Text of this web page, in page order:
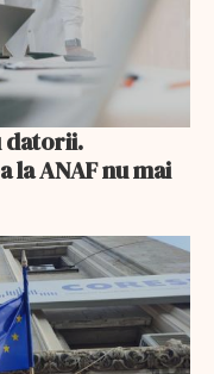
datorii.
ANAF nu mai